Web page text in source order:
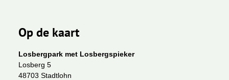
Op de kaart
Losbergpark met Losbergspieker
Losberg 5
48703 Stadtlohn